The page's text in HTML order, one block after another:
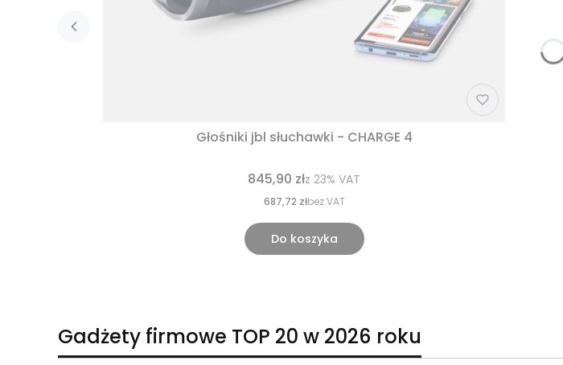
Głośniki jbl słuchawki - CHARGE 4
845,90 złz 23% VAT
687,72 złbez VAT
Do koszyka
Gadżety firmowe TOP 20 w 2026 roku